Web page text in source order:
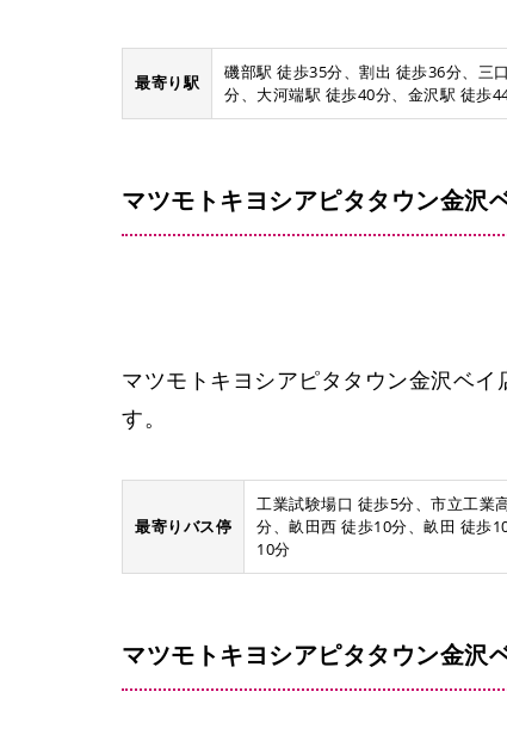
市立工業高校前[金沢]
最寄り駅
磯部駅 徒歩35分、割出 徒歩36分、三
分、大河端駅 徒歩40分、金沢駅 徒歩
マツモトキヨシアピタタウン金沢
マツモトキヨシアピタタウン金沢ベ
す。
最寄りバス停
工業試験場口 徒歩5分、市立工業
分、畝田西 徒歩10分、畝田 徒歩
10分
マツモトキヨシアピタタウン金沢
大野港食堂 駐車場